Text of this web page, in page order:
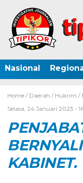
Nasional
Home / Daerah / Hukrim /
Selasa, 24 Januari 2023 -
KABINET.